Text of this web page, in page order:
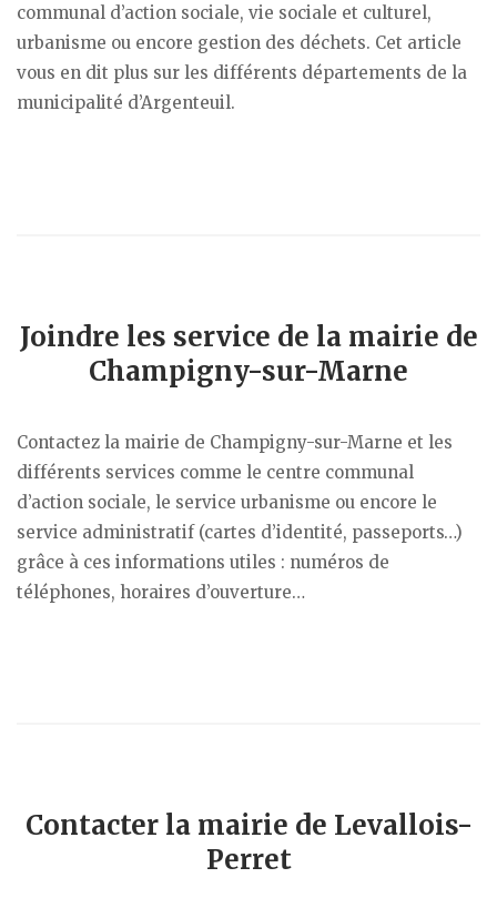
communal d’action sociale, vie sociale et culturel,
urbanisme ou encore gestion des déchets. Cet article
vous en dit plus sur les différents départements de la
municipalité d’Argenteuil.
Joindre les service de la mairie de
Champigny-sur-Marne
Contactez la mairie de Champigny-sur-Marne et les
différents services comme le centre communal
d’action sociale, le service urbanisme ou encore le
service administratif (cartes d’identité, passeports…)
grâce à ces informations utiles : numéros de
téléphones, horaires d’ouverture…
Contacter la mairie de Levallois-
Perret